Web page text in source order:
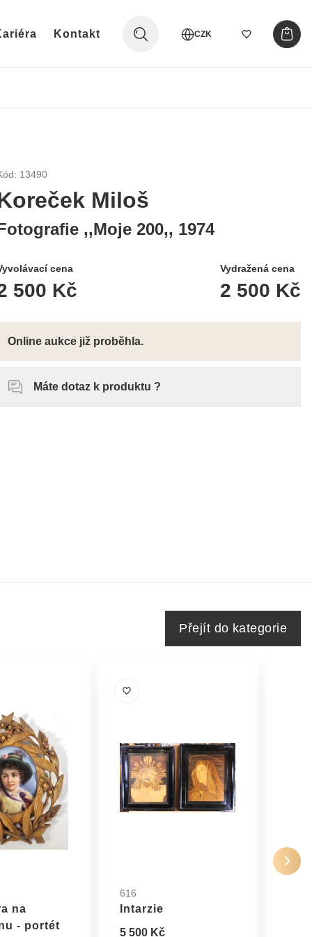
Kontakt CZK
13490
Miloš
,,Moje 200,, 1974
cena
500 Kč
Vydražená cena
2 500 Kč
Online aukce již proběhla.
Máte dotaz k produktu ?
Přejít do kategorie
na
- portét
616
Intarzie
5 500 Kč